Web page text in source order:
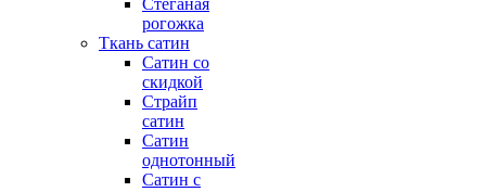
Стеганая
рогожка
Ткань сатин
Сатин со
скидкой
Страйп
сатин
Сатин
однотонный
Сатин с